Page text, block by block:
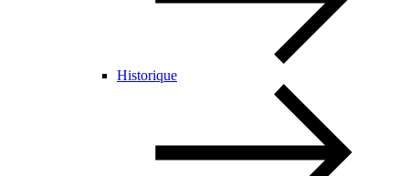
Historique